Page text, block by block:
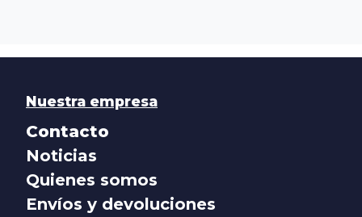
Nuestra empresa
Contacto
Noticias
Quienes somos
Envíos y devoluciones